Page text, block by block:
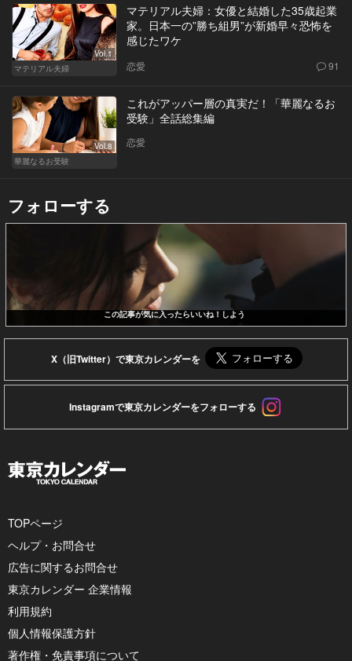
Vol.1
マテリアル夫婦
マテリアル夫婦：女優と結婚した35歳起業
家。日本一の”勝ち組男”が新婚早々恐怖を
感じたワケ
恋愛 91
Vol.8
華麗なるお受験
これがアッパー層の真実だ！「華麗なるお
受験」全話総集編
恋愛
フォローする
この記事が気に入ったらいいね！しよう
X（旧Twitter）で東京カレンダーを
Instagramで東京カレンダーをフォローする
TOPページ
ヘルプ・お問合せ
広告に関するお問合せ
東京カレンダー 企業情報
利用規約
個人情報保護方針
著作権・免責事項について